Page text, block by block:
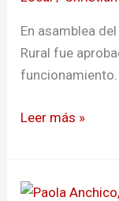
En asamblea
Rural fue
funcionamiento.
Leer más »
En